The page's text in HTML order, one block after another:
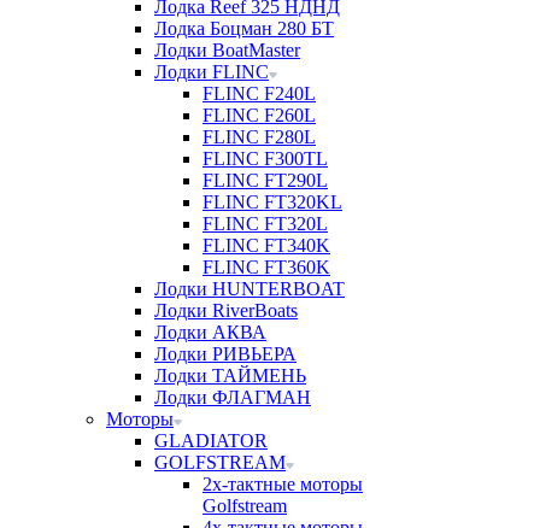
Лодка Reef 325 НДНД
Лодка Боцман 280 БТ
Лодки BoatMaster
Лодки FLINC
FLINC F240L
FLINC F260L
FLINC F280L
FLINC F300TL
FLINC FT290L
FLINC FT320KL
FLINC FT320L
FLINC FT340K
FLINC FT360K
Лодки HUNTERBOAT
Лодки RiverBoats
Лодки АКВА
Лодки РИВЬЕРА
Лодки ТАЙМЕНЬ
Лодки ФЛАГМАН
Моторы
GLADIATOR
GOLFSTREAM
2х-тактные моторы
Golfstream